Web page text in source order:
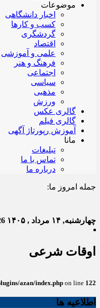
موضوعات
اخبار دانشگاهی
کسب و کارها
گردشگری
اقتصاد
علمی و آموزشی
فرهنگ و هنر
اجتماعی
سیاسی
مذهبی
ورزش
گالری عکس
گالری فیلم
آموزش رپورتاژ آگهی
مانا
تبلیغات
تماس با ما
درباره ما
جمله امروز ما:
چهارشنبه, ۱۴ مرداد , ۱۴۰۵
اوقات شرعی
azan/index.php on line 122
اطلاعیه ها